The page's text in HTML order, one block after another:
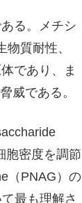
る。メチシ
質耐性、
であり、ま
威である。
胞密度を調節
（PNAG）の
最も理解さ